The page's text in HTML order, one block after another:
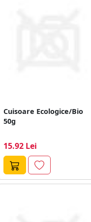
Cuisoare Ecologice/Bio
50g
15.92 Lei